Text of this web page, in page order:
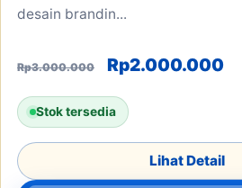
desain brandin...
Rp3.000.000 Harga aslinya
Rp2.000.000
Stok tersedia
Lihat Detail